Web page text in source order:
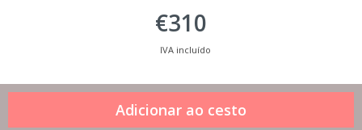
€310
IVA incluído